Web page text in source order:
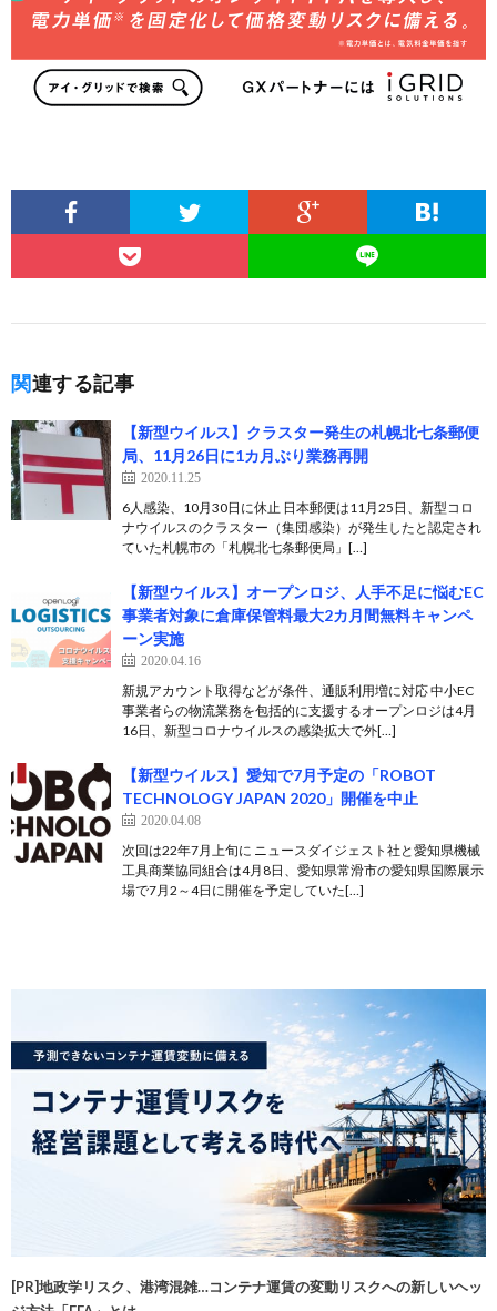
関連する記事
【新型ウイルス】クラスター発生の札幌北七条郵便
局、11月26日に1カ月ぶり業務再開
2020.11.25
6人感染、10月30日に休止 日本郵便は11月25日、新型コロ
ナウイルスのクラスター（集団感染）が発生したと認定され
ていた札幌市の「札幌北七条郵便局」[…]
【新型ウイルス】オープンロジ、人手不足に悩むEC
事業者対象に倉庫保管料最大2カ月間無料キャンペ
ーン実施
2020.04.16
新規アカウント取得などが条件、通販利用増に対応 中小EC
事業者らの物流業務を包括的に支援するオープンロジは4月
16日、新型コロナウイルスの感染拡大で外[…]
【新型ウイルス】愛知で7月予定の「ROBOT
TECHNOLOGY JAPAN 2020」開催を中止
2020.04.08
次回は22年7月上旬に ニュースダイジェスト社と愛知県機械
工具商業協同組合は4月8日、愛知県常滑市の愛知県国際展示
場で7月2～4日に開催を予定していた[…]
[PR]地政学リスク、港湾混雑…コンテナ運賃の変動リスクへの新しいヘッ